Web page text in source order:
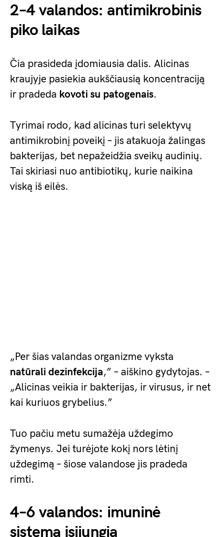
2–4 valandos: antimikrobinis
piko laikas
Čia prasideda įdomiausia dalis. Alicinas
kraujyje pasiekia aukščiausią koncentraciją
ir pradeda kovoti su patogenais.
Tyrimai rodo, kad alicinas turi selektyvų
antimikrobinį poveikį – jis atakuoja žalingas
bakterijas, bet nepažeidžia sveikų audinių.
Tai skiriasi nuo antibiotikų, kurie naikina
viską iš eilės.
„Per šias valandas organizme vyksta
natūrali dezinfekcija,” – aiškino gydytojas. –
„Alicinas veikia ir bakterijas, ir virusus, ir net
kai kuriuos grybelius.”
Tuo pačiu metu sumažėja uždegimo
žymenys. Jei turėjote kokį nors lėtinį
uždegimą – šiose valandose jis pradeda
rimti.
4–6 valandos: imuninė
sistema įsijungia